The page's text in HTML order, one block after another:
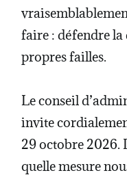
faire : défendre la
propres failles.
Le conseil
invite
29 octobre 2026.
quelle mesure